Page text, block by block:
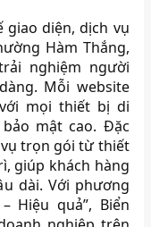
giao diện, dịch vụ
Hàm Thắng,
nghiệm người
Mỗi website
mọi thiết bị di
mật cao. Đặc
vụ trọn gói từ thiết
giúp khách hàng
dài. Với phương
Hiệu quả”, Biển